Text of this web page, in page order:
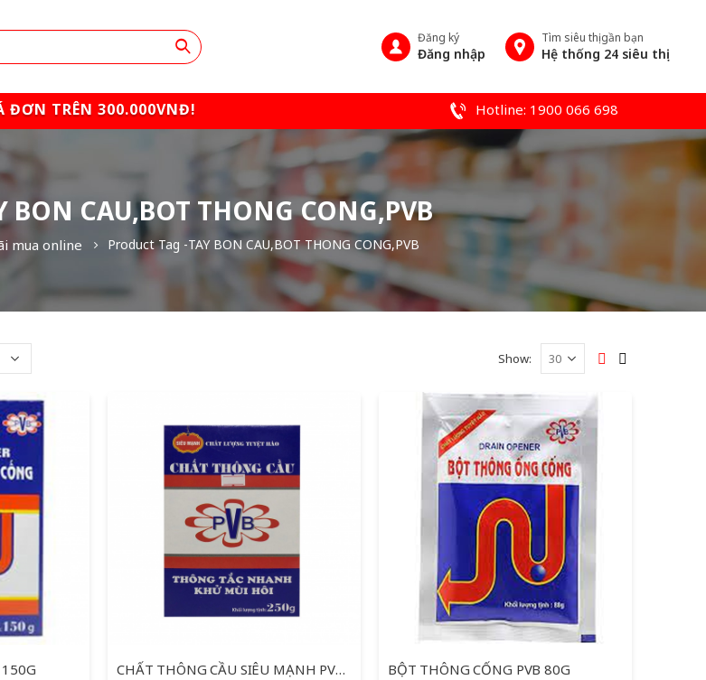
Đăng ký
Đăng nhập
Tìm siêu thị gần bạn
Hệ thống 24 siêu thị
ĐƠN TRÊN 300.000VNĐ! Hotline: 1900 066 698
BON CAU,BOT THONG CONG,PVB
mua online Product Tag -TAY BON CAU,BOT THONG CONG,PVB
Show:
CHẤT THÔNG CẦU SIÊU MẠNH PVB 250G BỘT THÔNG CỐNG PVB 80G